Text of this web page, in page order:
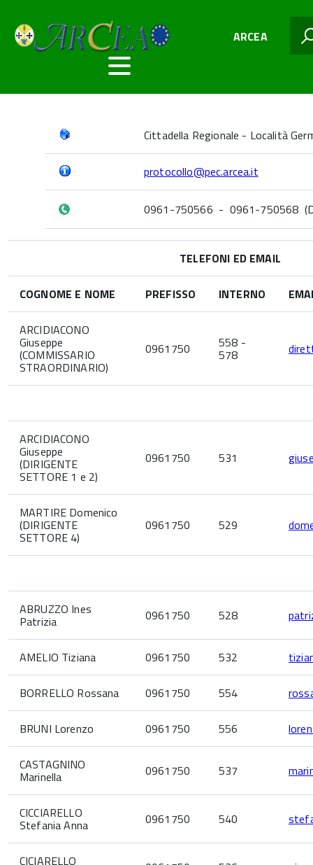
ARCEA
Cittadella Regionale - Località
protocollo@pec.arcea.it
0961-750566 - 0961-750568
TELEFONI ED EMAIL
COGNOME E NOME PREFISSO INTERNO
ARCIDIACONO
Giuseppe
(COMMISSARIO
STRAORDINARIO)
0961750 558 -
578
ARCIDIACONO
Giuseppe
(DIRIGENTE
SETTORE 1 e 2)
0961750 531
MARTIRE Domenico
(DIRIGENTE
SETTORE 4)
0961750 529
ABRUZZO Ines
Patrizia 0961750 528
AMELIO Tiziana 0961750 532
BORRELLO Rossana 0961750 554
BRUNI Lorenzo 0961750 556
CASTAGNINO
Marinella 0961750 537
CICCIARELLO
Stefania Anna 0961750 540
CICIARELLO